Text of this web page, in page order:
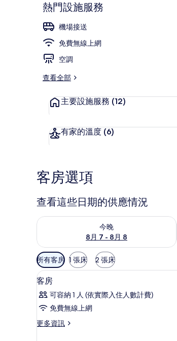
熱門設施服務
機場接送
免費無線上網
空調
查看全部
主要設施服務 (12)
有家的溫度 (6)
客房選項
查看這些日期的供應情況
今晚
8月 7 - 8月 8
查看今晚 (8月 7 - 8月 8) 的供應情況
可
用
的
客
房
篩
選
所有客房 1 張床 2 張床
顯
示
客
的
羽絨被、書
12
客房
可容納 1 人 (依實際入住人數計費)
免費無線上網
更多資訊
更